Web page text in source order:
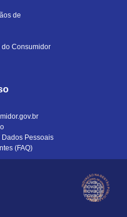
de
Consumidor
Pessoais
(FAQ)